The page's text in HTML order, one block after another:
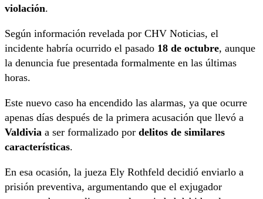
violación.
Según información revelada por CHV Noticias, el
incidente habría ocurrido el pasado 18 de octubre, aunque
la denuncia fue presentada formalmente en las últimas
horas.
Este nuevo caso ha encendido las alarmas, ya que ocurre
apenas días después de la primera acusación que llevó a
Valdivia a ser formalizado por delitos de similares
características.
En esa ocasión, la jueza Ely Rothfeld decidió enviarlo a
prisión preventiva, argumentando que el exjugador